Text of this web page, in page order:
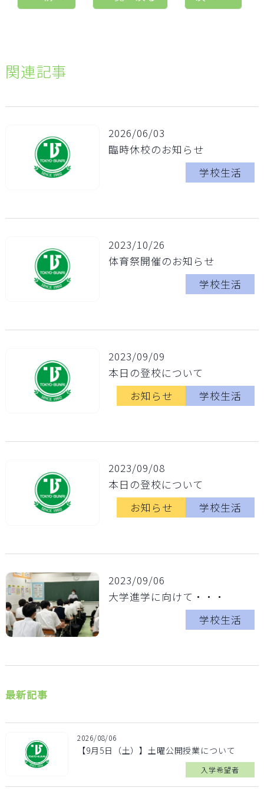
関連記事
2026/06/03
臨時休校のお知らせ
学校生活
2023/10/26
体育祭開催のお知らせ
学校生活
2023/09/09
本日の登校について
お知らせ
学校生活
2023/09/08
本日の登校について
お知らせ
学校生活
2023/09/06
大学進学に向けて・・・
学校生活
最新記事
2026/08/06
【9月5日（土）】土曜公開授業について
入学希望者